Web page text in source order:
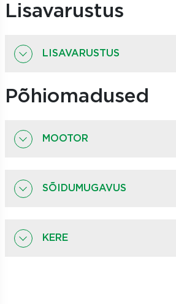
Lisavarustus
LISAVARUSTUS
Põhiomadused
MOOTOR
SÕIDUMUGAVUS
KERE